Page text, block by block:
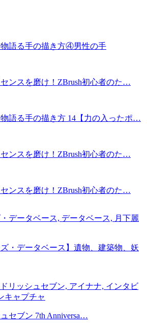
語る手の描き方④男性の手
ンスを磨け！ZBrush初心者のた…
語る手の描き方 14【力の入ったポ…
ンスを磨け！ZBrush初心者のた…
ンスを磨け！ZBrush初心者のた…
データベース, データベース, 月下麗
ズ・データベース】遺物、建築物、妖
リッシュセブン, アイナナ, インタビ
キャプチャ
セブン 7th Anniversa…